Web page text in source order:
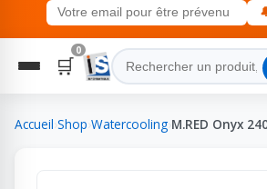
🛒
0
Accueil Shop Watercooling M.RED Onyx